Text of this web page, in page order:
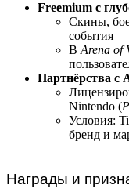
Freemium с
Скины,
события
В Arena of
Партнёрства
Nintendo (
Условия:
бренд и
Награды и